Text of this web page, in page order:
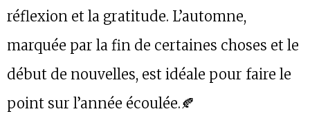
réflexion et la gratitude. L’automne,
marquée par la fin de certaines choses et le
début de nouvelles, est idéale pour faire le
point sur l’année écoulée.🍂